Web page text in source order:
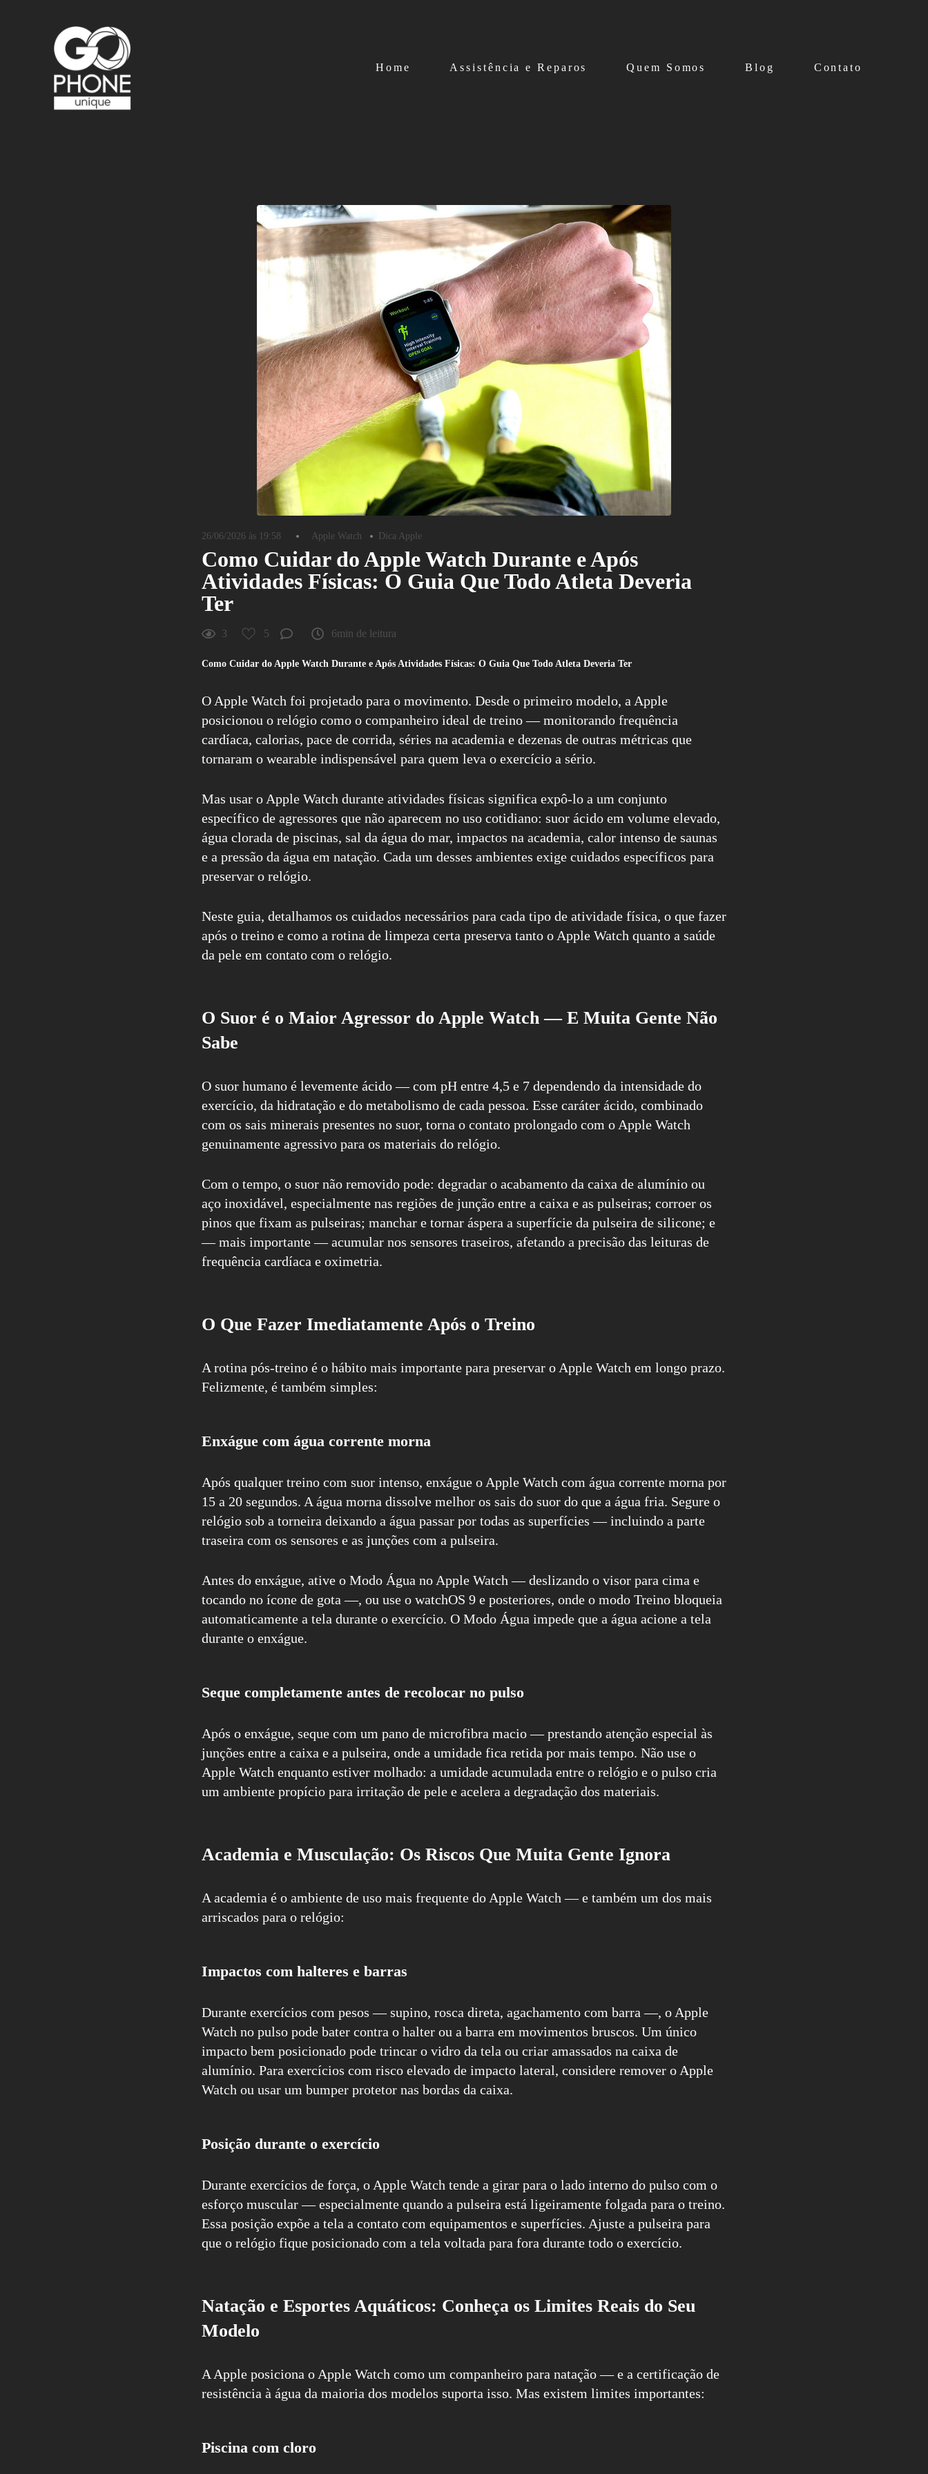
Home Assistência e Reparos Quem Somos Blog Contato
26/06/2026 às 19:58 Apple Watch Dica Apple
Como Cuidar do Apple Watch Durante e Após
Atividades Físicas: O Guia Que Todo Atleta Deveria
Ter
3 5 6min de leitura
Como Cuidar do Apple Watch Durante e Após Atividades Físicas: O Guia Que Todo Atleta Deveria Ter
O Apple Watch foi projetado para o movimento. Desde o primeiro modelo, a Apple
posicionou o relógio como o companheiro ideal de treino — monitorando frequência
cardíaca, calorias, pace de corrida, séries na academia e dezenas de outras métricas que
tornaram o wearable indispensável para quem leva o exercício a sério.
Mas usar o Apple Watch durante atividades físicas significa expô-lo a um conjunto
específico de agressores que não aparecem no uso cotidiano: suor ácido em volume elevado,
água clorada de piscinas, sal da água do mar, impactos na academia, calor intenso de saunas
e a pressão da água em natação. Cada um desses ambientes exige cuidados específicos para
preservar o relógio.
Neste guia, detalhamos os cuidados necessários para cada tipo de atividade física, o que fazer
após o treino e como a rotina de limpeza certa preserva tanto o Apple Watch quanto a saúde
da pele em contato com o relógio.
O Suor é o Maior Agressor do Apple Watch — E Muita Gente Não
Sabe
O suor humano é levemente ácido — com pH entre 4,5 e 7 dependendo da intensidade do
exercício, da hidratação e do metabolismo de cada pessoa. Esse caráter ácido, combinado
com os sais minerais presentes no suor, torna o contato prolongado com o Apple Watch
genuinamente agressivo para os materiais do relógio.
Com o tempo, o suor não removido pode: degradar o acabamento da caixa de alumínio ou
aço inoxidável, especialmente nas regiões de junção entre a caixa e as pulseiras; corroer os
pinos que fixam as pulseiras; manchar e tornar áspera a superfície da pulseira de silicone; e
— mais importante — acumular nos sensores traseiros, afetando a precisão das leituras de
frequência cardíaca e oximetria.
O Que Fazer Imediatamente Após o Treino
A rotina pós-treino é o hábito mais importante para preservar o Apple Watch em longo prazo.
Felizmente, é também simples:
Enxágue com água corrente morna
Após qualquer treino com suor intenso, enxágue o Apple Watch com água corrente morna por
15 a 20 segundos. A água morna dissolve melhor os sais do suor do que a água fria. Segure o
relógio sob a torneira deixando a água passar por todas as superfícies — incluindo a parte
traseira com os sensores e as junções com a pulseira.
Antes do enxágue, ative o Modo Água no Apple Watch — deslizando o visor para cima e
tocando no ícone de gota —, ou use o watchOS 9 e posteriores, onde o modo Treino bloqueia
automaticamente a tela durante o exercício. O Modo Água impede que a água acione a tela
durante o enxágue.
Seque completamente antes de recolocar no pulso
Após o enxágue, seque com um pano de microfibra macio — prestando atenção especial às
junções entre a caixa e a pulseira, onde a umidade fica retida por mais tempo. Não use o
Apple Watch enquanto estiver molhado: a umidade acumulada entre o relógio e o pulso cria
um ambiente propício para irritação de pele e acelera a degradação dos materiais.
Academia e Musculação: Os Riscos Que Muita Gente Ignora
A academia é o ambiente de uso mais frequente do Apple Watch — e também um dos mais
arriscados para o relógio:
Impactos com halteres e barras
Durante exercícios com pesos — supino, rosca direta, agachamento com barra —, o Apple
Watch no pulso pode bater contra o halter ou a barra em movimentos bruscos. Um único
impacto bem posicionado pode trincar o vidro da tela ou criar amassados na caixa de
alumínio. Para exercícios com risco elevado de impacto lateral, considere remover o Apple
Watch ou usar um bumper protetor nas bordas da caixa.
Posição durante o exercício
Durante exercícios de força, o Apple Watch tende a girar para o lado interno do pulso com o
esforço muscular — especialmente quando a pulseira está ligeiramente folgada para o treino.
Essa posição expõe a tela a contato com equipamentos e superfícies. Ajuste a pulseira para
que o relógio fique posicionado com a tela voltada para fora durante todo o exercício.
Natação e Esportes Aquáticos: Conheça os Limites Reais do Seu
Modelo
A Apple posiciona o Apple Watch como um companheiro para natação — e a certificação de
resistência à água da maioria dos modelos suporta isso. Mas existem limites importantes:
Piscina com cloro